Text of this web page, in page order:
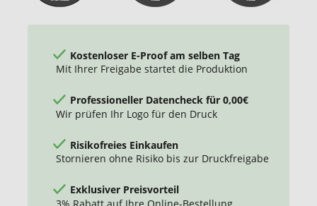
Kostenloser E-Proof am selben Tag
Mit Ihrer Freigabe startet die Produktion
Professioneller Datencheck für 0,00€
Wir prüfen Ihr Logo für den Druck
Risikofreies Einkaufen
Stornieren ohne Risiko bis zur Druckfreigabe
Exklusiver Preisvorteil